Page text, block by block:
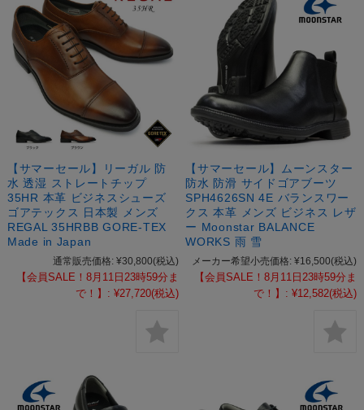
【サマーセール】リーガル 防
水 透湿 ストレートチップ
35HR 本革 ビジネスシューズ
ゴアテックス 日本製 メンズ
REGAL 35HRBB GORE-TEX
Made in Japan
通常販売価格: ¥30,800(税込)
【会員SALE！8月11日23時59分ま
で！】: ¥27,720(税込)
【サマーセール】ムーンスター
防水 防滑 サイドゴアブーツ
SPH4626SN 4E バランスワー
クス 本革 メンズ ビジネス レザ
ー Moonstar BALANCE
WORKS 雨 雪
メーカー希望小売価格: ¥16,500(税込)
【会員SALE！8月11日23時59分ま
で！】: ¥12,582(税込)